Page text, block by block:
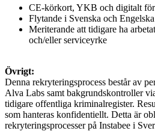
CE-körkort, YKB och digitalt
Flytande i Svenska och Engelska
Meriterande att tidigare ha
och/eller serviceyrke
Övrigt:
Denna rekryteringsprocess består av
Alva Labs samt bakgrundskontroller
tidigare offentliga kriminalregister.
som hanteras konfidentiellt. Detta är
rekryteringsprocesser på Instabee i